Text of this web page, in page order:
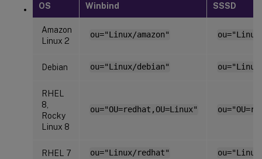
OS Winbind SSSD
Amazon
Linux 2
ou="Linux/amazon"
Debian ou="Linux/debian"
RHEL
8,
Rocky
Linux 8
ou="OU=redhat,OU=Linux"
RHEL 7 ou="Linux/redhat"